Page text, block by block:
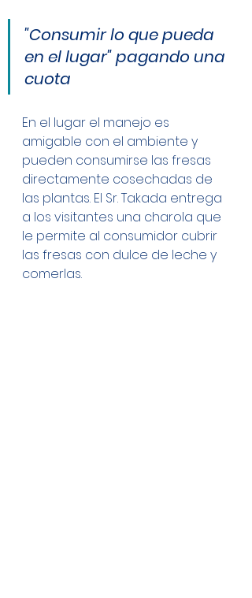
"Consumir lo que pueda
en el lugar" pagando una
cuota
En el lugar el manejo es
amigable con el ambiente y
pueden consumirse las fresas
directamente cosechadas de
las plantas. El Sr. Takada entrega
a los visitantes una charola que
le permite al consumidor cubrir
las fresas con dulce de leche y
comerlas.